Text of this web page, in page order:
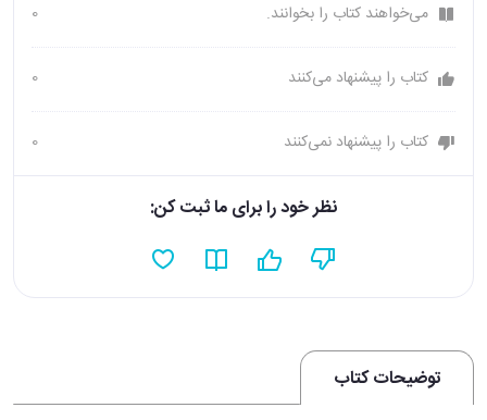
می‌خواهند کتاب را بخوانند. 0
کتاب را پیشنهاد می‌کنند 0
کتاب را پیشنهاد نمی‌کنند 0
نظر خود را برای ما ثبت کن:
توضیحات کتاب